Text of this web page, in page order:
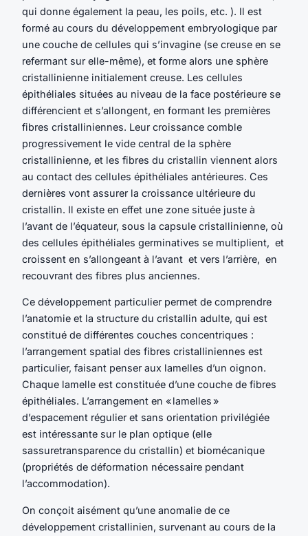
qui donne également la peau, les poils, etc. ). Il est
formé au cours du développement embryologique par
une couche de cellules qui s’invagine (se creuse en se
refermant sur elle-même), et forme alors une sphère
cristallinienne initialement creuse. Les cellules
épithéliales situées au niveau de la face postérieure se
différencient et s’allongent, en formant les premières
fibres cristalliniennes. Leur croissance comble
progressivement le vide central de la sphère
cristallinienne, et les fibres du cristallin viennent alors
au contact des cellules épithéliales antérieures. Ces
dernières vont assurer la croissance ultérieure du
cristallin. Il existe en effet une zone située juste à
l’avant de l’équateur, sous la capsule cristallinienne, où
des cellules épithéliales germinatives se multiplient, et
croissent en s’allongeant à l’avant et vers l’arrière, en
recouvrant des fibres plus anciennes.
Ce développement particulier permet de comprendre
l’anatomie et la structure du cristallin adulte, qui est
constitué de différentes couches concentriques :
l’arrangement spatial des fibres cristalliniennes est
particulier, faisant penser aux lamelles d’un oignon.
Chaque lamelle est constituée d’une couche de fibres
épithéliales. L’arrangement en « lamelles »
d’espacement régulier et sans orientation privilégiée
est intéressante sur le plan optique (elle
sassuretransparence du cristallin) et biomécanique
(propriétés de déformation nécessaire pendant
l’accommodation).
On conçoit aisément qu’une anomalie de ce
développement cristallinien, survenant au cours de la